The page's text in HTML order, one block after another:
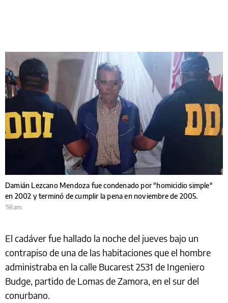
Damián Lezcano Mendoza fue condenado por "homicidio simple"
en 2002 y terminó de cumplir la pena en noviembre de 2005.
Télam.
El cadáver fue hallado la noche del jueves bajo un
contrapiso de una de las habitaciones que el hombre
administraba en la calle Bucarest 2531 de Ingeniero
Budge, partido de Lomas de Zamora, en el sur del
conurbano.